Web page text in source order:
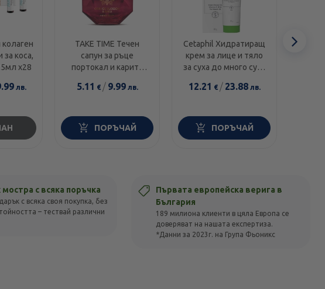
коса,
х28
лв.
TAKE TIME Течен
сапун за ръце
портокал и карите
5.11 € / 9.99лв.
ПОРЪЧАЙ
Cetaphil Хидратиращ
крем за лице и тяло
за суха до много суха
100г
12.21 € / 23.88лв.
ПОРЪЧАЙ
с всяка поръчка
с всяка своя покупка, без
– тествай различни
Първата европейска верига в
България
189 милиона клиенти в цяла Европа се
доверяват на нашата експертиза.
*Данни за 2023г. на Група Фьоникс